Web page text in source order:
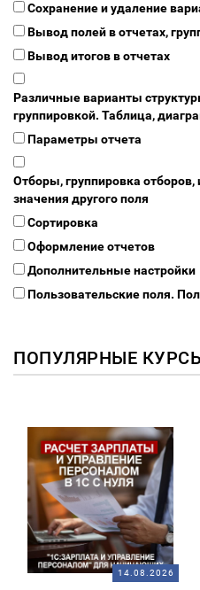
Сохранение и удаление
Вывод полей в отчетах,
Вывод итогов в отчетах
Различные варианты
группировкой. Таблица,
Параметры отчета
Отборы, группировка отборов,
значения другого поля
Сортировка
Оформление отчетов
Дополнительные настройки
Пользовательские поля.
ПОПУЛЯРНЫЕ
14.08.2026